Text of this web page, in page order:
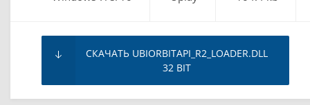
СКАЧАТЬ UBIORBITAPI_R2_LOADER.DLL
32 BIT